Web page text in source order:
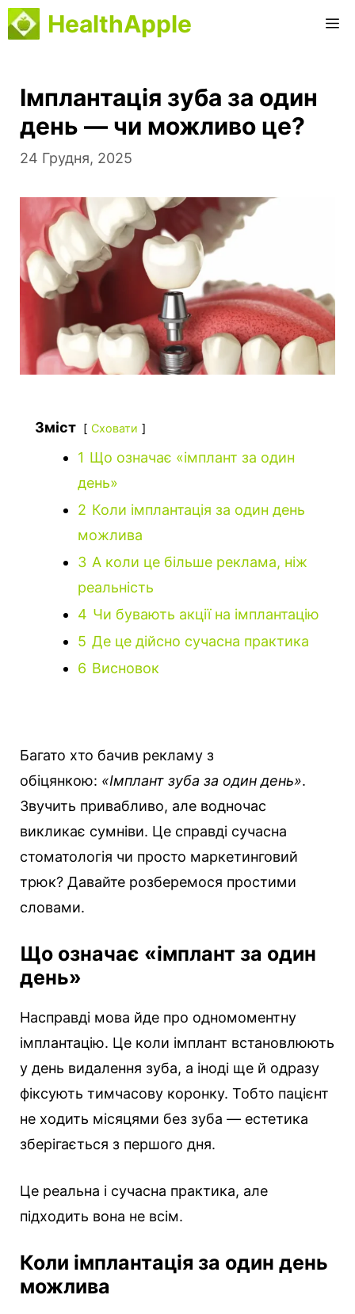
Перейти
до
HealthApple
Імплантація зуба за один
день — чи можливо це?
24 Грудня, 2025
Зміст Сховати
1 Що означає «імплант за один
день»
2 Коли імплантація за один день
можлива
3 А коли це більше реклама, ніж
реальність
4 Чи бувають акції на імплантацію
5 Де це дійсно сучасна практика
6 Висновок
Багато хто бачив рекламу з
обіцянкою: «Імплант зуба за один день».
Звучить привабливо, але водночас
викликає сумніви. Це справді сучасна
стоматологія чи просто маркетинговий
трюк? Давайте розберемося простими
словами.
Що означає «імплант за один
день»
Насправді мова йде про одномоментну
імплантацію. Це коли імплант встановлюють
у день видалення зуба, а іноді ще й одразу
фіксують тимчасову коронку. Тобто пацієнт
не ходить місяцями без зуба — естетика
зберігається з першого дня.
Це реальна і сучасна практика, але
підходить вона не всім.
Коли імплантація за один день
можлива